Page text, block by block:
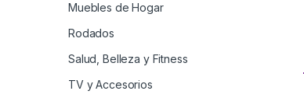
Muebles de Hogar
Rodados
Salud, Belleza y Fitness
TV y Accesorios